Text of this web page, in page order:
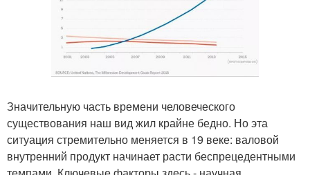
Значительную часть времени человеческого
существования наш вид жил крайне бедно. Но эта
ситуация стремительно меняется в 19 веке: валовой
внутренний продукт начинает расти беспрецедентными